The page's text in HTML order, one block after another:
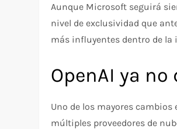
Aunque Microsoft seguirá
nivel de exclusividad que
más influyentes dentro de
OpenAI ya
Uno de los mayores cambios
múltiples proveedores de